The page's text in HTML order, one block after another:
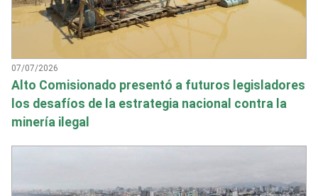
07/07/2026
Alto Comisionado presentó a futuros legisladores
los desafíos de la estrategia nacional contra la
minería ilegal